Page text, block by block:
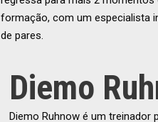
formação, com um especialista
de pares.
Diemo
Diemo Ruhnow é um treinador